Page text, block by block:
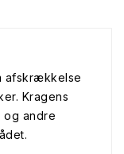
afskrækkelse
Kragens
og andre